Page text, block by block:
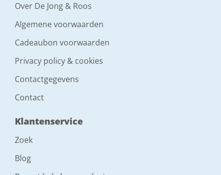
Over De Jong & Roos
Algemene voorwaarden
Cadeaubon voorwaarden
Privacy policy & cookies
Contactgegevens
Contact
Klantenservice
Zoek
Blog